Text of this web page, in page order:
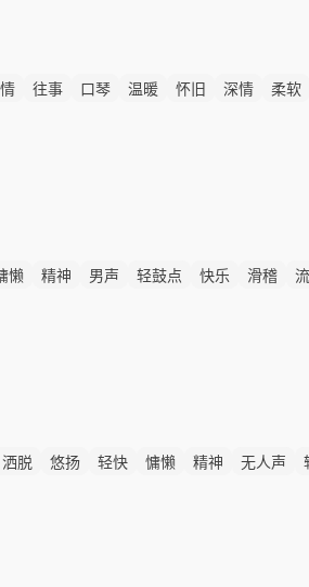
往事 口琴 温暖 怀旧 深情 柔软
懒 精神 男声 轻鼓点 快乐 滑稽
洒脱 悠扬 轻快 慵懒 精神 无人声